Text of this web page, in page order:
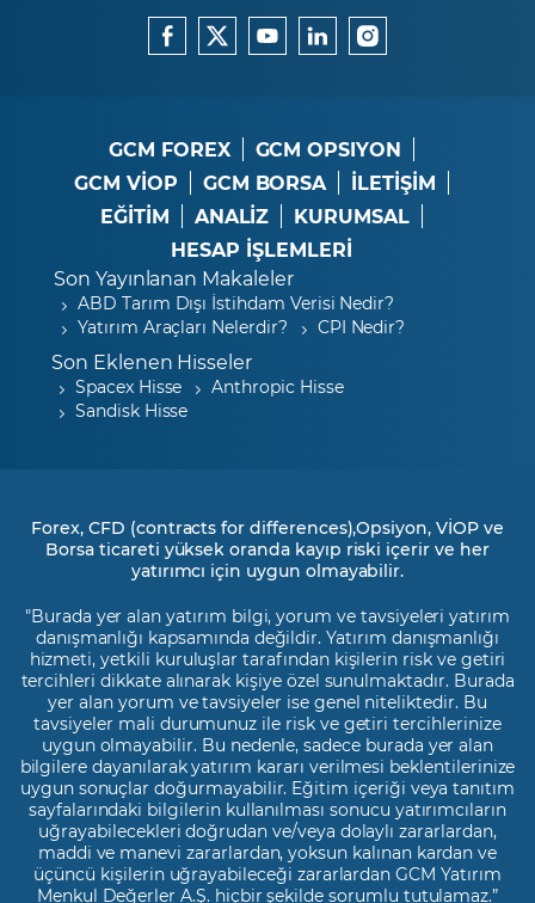
GCM FOREX
GCM OPSIYON
GCM VİOP
GCM BORSA
İLETİŞİM
EĞİTİM
ANALİZ
KURUMSAL
HESAP İŞLEMLERİ
Son Yayınlanan Makaleler
ABD Tarım Dışı İstihdam Verisi Nedir?
Yatırım Araçları Nelerdir?
CPI Nedir?
Son Eklenen Hisseler
Spacex Hisse
Anthropic Hisse
Sandisk Hisse
Forex, CFD (contracts for differences),Opsiyon, VİOP ve
Borsa ticareti yüksek oranda kayıp riski içerir ve her
yatırımcı için uygun olmayabilir.
"Burada yer alan yatırım bilgi, yorum ve tavsiyeleri yatırım
danışmanlığı kapsamında değildir. Yatırım danışmanlığı
hizmeti, yetkili kuruluşlar tarafından kişilerin risk ve getiri
tercihleri dikkate alınarak kişiye özel sunulmaktadır. Burada
yer alan yorum ve tavsiyeler ise genel niteliktedir. Bu
tavsiyeler mali durumunuz ile risk ve getiri tercihlerinize
uygun olmayabilir. Bu nedenle, sadece burada yer alan
bilgilere dayanılarak yatırım kararı verilmesi beklentilerinize
uygun sonuçlar doğurmayabilir. Eğitim içeriği veya tanıtım
sayfalarındaki bilgilerin kullanılması sonucu yatırımcıların
uğrayabilecekleri doğrudan ve/veya dolaylı zararlardan,
maddi ve manevi zararlardan, yoksun kalınan kardan ve
üçüncü kişilerin uğrayabileceği zararlardan GCM Yatırım
Menkul Değerler A.Ş. hiçbir şekilde sorumlu tutulamaz.”